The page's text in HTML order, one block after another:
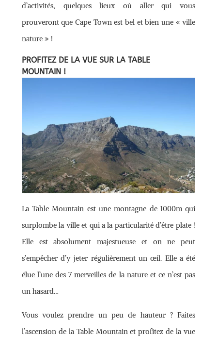
d’activités, quelques lieux où aller qui vous
prouveront que Cape Town est bel et bien une « ville
nature » !
PROFITEZ DE LA VUE SUR LA TABLE
MOUNTAIN !
La Table Mountain est une montagne de 1000m qui
surplombe la ville et qui a la particularité d’être plate !
Elle est absolument majestueuse et on ne peut
s’empêcher d’y jeter régulièrement un œil. Elle a été
élue l’une des 7 merveilles de la nature et ce n’est pas
un hasard…
Vous voulez prendre un peu de hauteur ? Faites
l’ascension de la Table Mountain et profitez de la vue